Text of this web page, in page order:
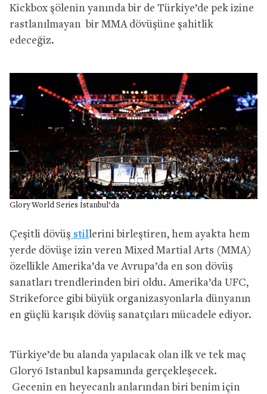
Kickbox şölenin yanında bir de Türkiye’de pek izine
rastlanılmayan bir MMA dövüşüne şahitlik
edeceğiz.
Glory World Series İstanbul’da
Çeşitli dövüş stillerini birleştiren, hem ayakta hem
yerde dövüşe izin veren Mixed Martial Arts (MMA)
özellikle Amerika’da ve Avrupa’da en son dövüş
sanatları trendlerinden biri oldu. Amerika’da UFC,
Strikeforce gibi büyük organizasyonlarla dünyanın
en güçlü karışık dövüş sanatçıları mücadele ediyor.
Türkiye’de bu alanda yapılacak olan ilk ve tek maç
Glory6 Istanbul kapsamında gerçekleşecek.
Gecenin en heyecanlı anlarından biri benim için